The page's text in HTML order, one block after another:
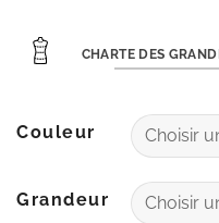
CHARTE DES
Couleur
Grandeur